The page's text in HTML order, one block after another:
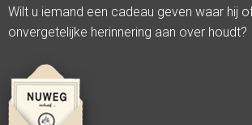
Wilt u iemand een cadeau geven waar hij
onvergetelijke herinnering aan over houdt?